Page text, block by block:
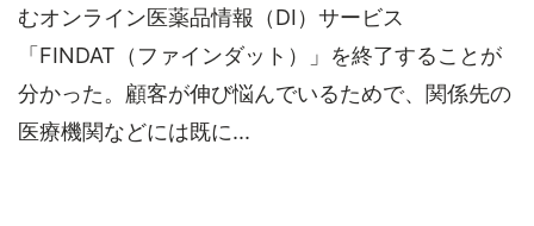
むオンライン医薬品情報（DI）サービス
「FINDAT（ファインダット）」を終了することが
分かった。顧客が伸び悩んでいるためで、関係先の
医療機関などには既に...